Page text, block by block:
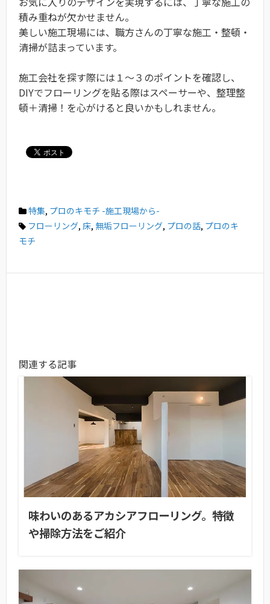
積み重ねが欠かせません。
美しい施工現場には、職方さんの丁寧な施工・整頓・
清掃が詰まっています。
施工会社を探す際には１～３のポイントを確認し、
DIYでフローリングを貼る際はスペーサーや、整理整
頓＋清掃！を心がけると良いかもしれません。
特集, プロのキモチ -施工現場から-
フローリング, 床, 無垢フローリング, プロの話, プロのキ
モチ
関連する記事
味わいのあるアカシアフローリング。特徴
や掃除方法をご紹介